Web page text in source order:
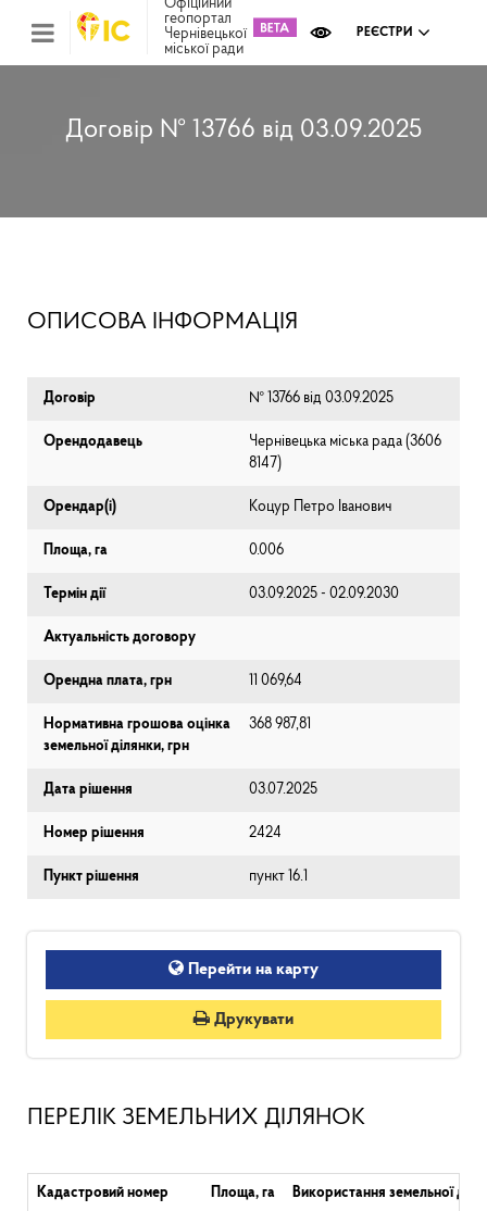
Офіційний
геопортал
Чернівецької
міської ради
РЕЄСТРИ
Договір № 13766 від 03.09.2025
ОПИСОВА ІНФОРМАЦІЯ
Договір № 13766 від 03.09.2025
Орендодавець
Чернівецька міська рада (⁨3606
8147⁩)
Орендар(і) Коцур Петро Іванович
Площа, га 0.006
Термін дії 03.09.2025 - 02.09.2030
Актуальність договору
Орендна плата, грн 11 069,64
Нормативна грошова оцінка
земельної ділянки, грн
368 987,81
Дата рішення 03.07.2025
Номер рішення 2424
Пункт рішення пункт 16.1
Перейти на карту
Друкувати
ПЕРЕЛІК ЗЕМЕЛЬНИХ ДІЛЯНОК
Кадастровий номер Площа, га Використання земельної